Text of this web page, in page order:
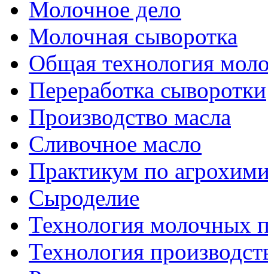
Молочное дело
Молочная сыворотка
Общая технология
Переработка сыворотки
Производство масла
Сливочное масло
Практикум по
Сыроделие
Технология молочных
Технология